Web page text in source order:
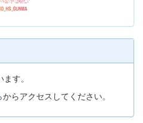
す。
からアクセスしてください。